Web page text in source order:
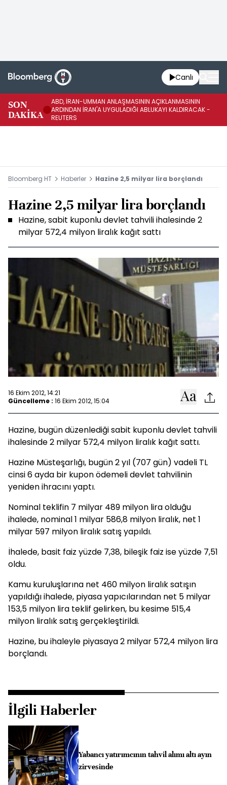
Canlı
SON
DAKİKA
ABD, İRAN-UMMAN ANLAŞMASININ AÇIKLANMASININ
ARDINDAN İRAN'A UYGULADIĞI ABLUKAYI KALDIRACAK -
REUTERS
Bloomberg HT Haberler Hazine 2,5 milyar lira borçlandı
Hazine 2,5 milyar lira borçlandı
Hazine, sabit kuponlu devlet tahvili ihalesinde 2
milyar 572,4 milyon liralık kağıt sattı
16 Ekim 2012, 14:21
Güncelleme : 16 Ekim 2012, 15:04
Hazine, bugün düzenlediği sabit kuponlu devlet tahvili
ihalesinde 2 milyar 572,4 milyon liralık kağıt sattı.
Hazine Müsteşarlığı, bugün 2 yıl (707 gün) vadeli TL
cinsi 6 ayda bir kupon ödemeli devlet tahvilinin
yeniden ihracını yaptı.
Nominal teklifin 7 milyar 489 milyon lira olduğu
ihalede, nominal 1 milyar 586,8 milyon liralık, net 1
milyar 597 milyon liralık satış yapıldı.
İhalede, basit faiz yüzde 7,38, bileşik faiz ise yüzde 7,51
oldu.
Kamu kuruluşlarına net 460 milyon liralık satışın
yapıldığı ihalede, piyasa yapıcılarından net 5 milyar
153,5 milyon lira teklif gelirken, bu kesime 515,4
milyon liralık satış gerçekleştirildi.
Hazine, bu ihaleyle piyasaya 2 milyar 572,4 milyon lira
borçlandı.
İlgili Haberler
Yabancı yatırımcının tahvil alımı altı ayın
zirvesinde